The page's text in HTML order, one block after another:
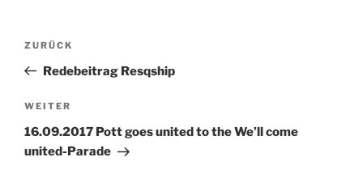
Beitragsnavigation
Vorheriger
Beitrag
ZURÜCK
Redebeitrag Resqship
Nächster
Beitrag
WEITER
16.09.2017 Pott goes united to the We’ll come
united-Parade